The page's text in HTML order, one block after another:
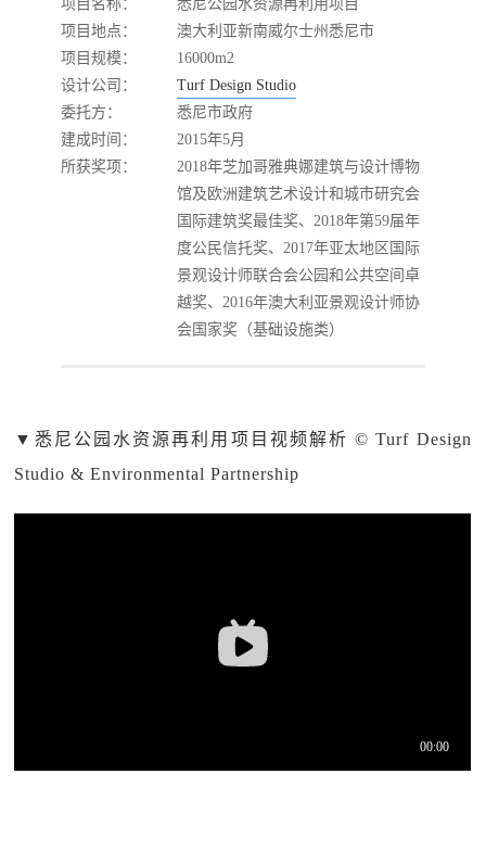
项目名称：
悉尼公园水资源再利用项目
项目地点：
澳大利亚新南威尔士州悉尼市
项目规模：
16000m2
设计公司：
Turf Design Studio
委托方：
悉尼市政府
建成时间：
2015年5月
所获奖项：
2018年芝加哥雅典娜建筑与设计博物
馆及欧洲建筑艺术设计和城市研究会
国际建筑奖最佳奖、2018年第59届年
度公民信托奖、2017年亚太地区国际
景观设计师联合会公园和公共空间卓
越奖、2016年澳大利亚景观设计师协
会国家奖（基础设施类）
▼ 悉尼公园水资源再利用项目视频解析 © Turf Design
Studio & Environmental Partnership